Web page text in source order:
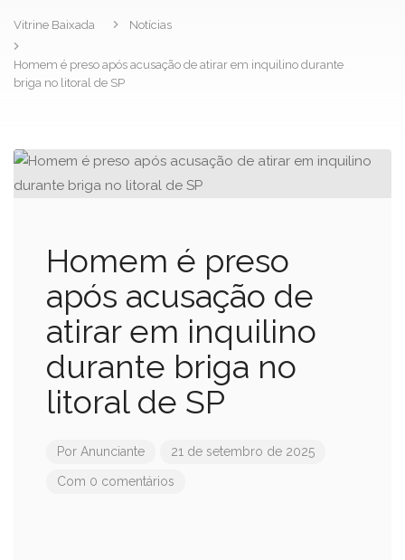
Vitrine Baixada Notícias
Homem é preso após acusação de atirar em inquilino durante
briga no litoral de SP
Homem é preso
após acusação de
atirar em inquilino
durante briga no
litoral de SP
Por Anunciante 21 de setembro de 2025
Com 0 comentários